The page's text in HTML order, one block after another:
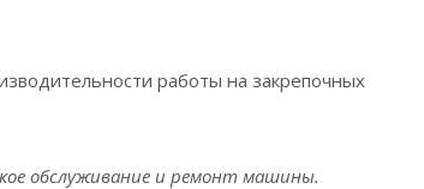
работы на закрепочных
обслуживание и ремонт машины.